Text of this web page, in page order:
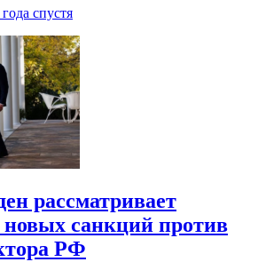
года спустя
рассматривает
новых санкций против
РФ